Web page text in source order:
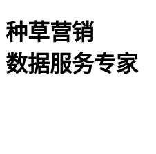
种草营销
数据服务专家